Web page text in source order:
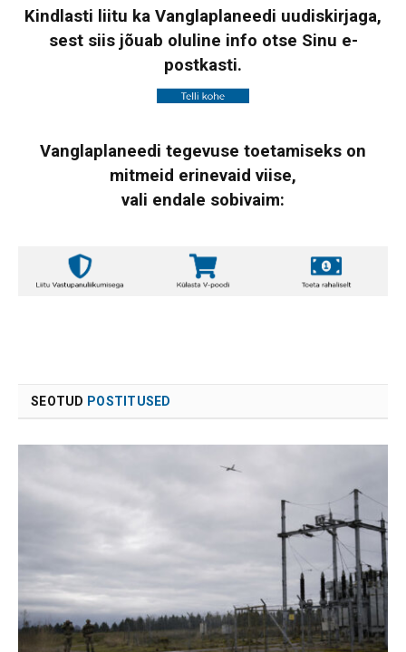
Kindlasti liitu ka Vanglaplaneedi uudiskirjaga,
sest siis jõuab oluline info otse Sinu e-
postkasti.
Vanglaplaneedi tegevuse toetamiseks on
mitmeid erinevaid viise,
vali endale sobivaim:
SEOTUD POSTITUSED